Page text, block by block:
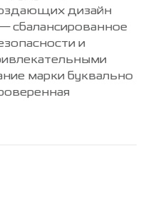
дизайн
сбалансированное
и
марки буквально